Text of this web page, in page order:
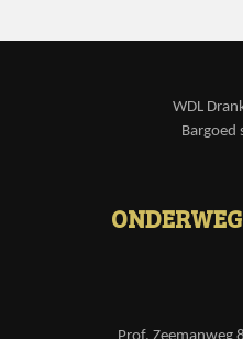
WDL
Bargoed